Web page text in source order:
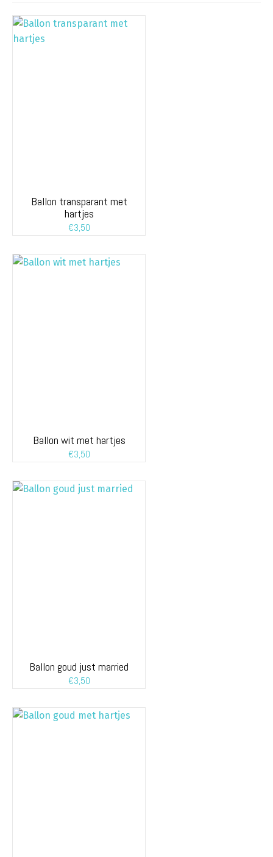
Ballon transparant met
hartjes
€3,50
Ballon wit met hartjes
€3,50
Ballon goud just married
€3,50